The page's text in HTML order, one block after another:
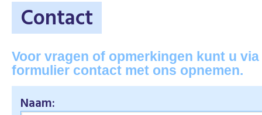
Contact
Voor vragen of opmerkingen kunt u
formulier contact met ons opnemen.
Naam: